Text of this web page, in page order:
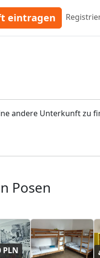
eintragen
andere Unterkunft zu
Posen
PLN